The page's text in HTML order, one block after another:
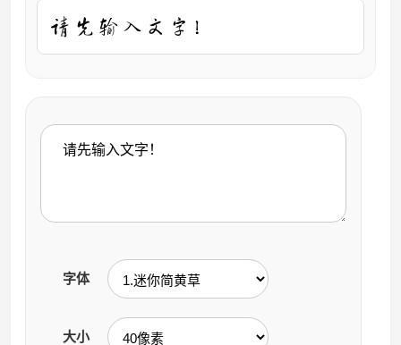
输
的
字体
大小